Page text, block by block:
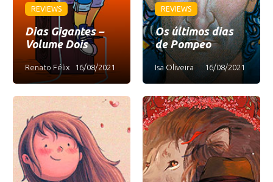
REVIEWS
Dias Gigantes –
Volume Dois
Renato Félix 16/08/2021
REVIEWS
Os últimos dias
de Pompeo
Isa Oliveira 16/08/2021